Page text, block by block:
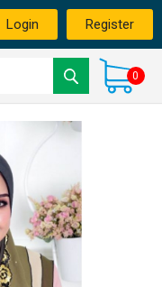
Login Register
0